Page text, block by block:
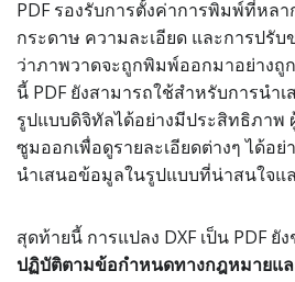
PDF รองรับการตั้งค่าการพิมพ์ที่หล
กระดาษ ความละเอียด และการปรั
ว่าภาพวาดจะถูกพิมพ์ออกมาอย่างถู
นี้ PDF ยังสามารถใช้สำหรับการนำ
รูปแบบดิจิทัลได้อย่างมีประสิทธิภาพ
ซูมออกเพื่อดูรายละเอียดต่างๆ ได้อย่
นำเสนอข้อมูลในรูปแบบที่น่าสนใจแล
สุดท้ายนี้ การแปลง DXF เป็น PDF ยั
ปฏิบัติตามข้อกำหนดทางกฎหมายแ